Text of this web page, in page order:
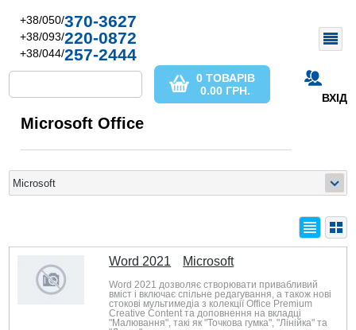
+38/050/370-3627
+38/093/220-0872
+38/044/257-2444
ВХІД
0 ТОВАРІВ
0.00 ГРН.
Microsoft Office
Word 2021 Microsoft
Word 2021 дозволяє створювати привабливий
вміст і включає спільне редагування, а також нові
стокові мультимедіа з колекції Office Premium
Creative Content та доповнення на вкладці
"Малювання", такі як "Точкова гумка", "Лінійка" та